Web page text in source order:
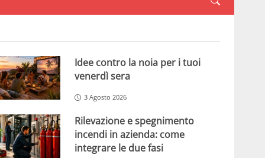
Idee contro la noia per i tuoi
venerdì sera
3 Agosto 2026
Rilevazione e spegnimento
incendi in azienda: come
integrare le due fasi